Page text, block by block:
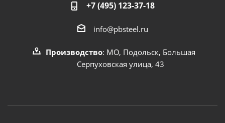
+7 (495) 123-37-18
info@pbsteel.ru
Производство: МО, Подольск, Большая
Серпуховская улица, 43